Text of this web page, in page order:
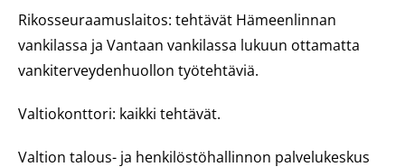
Rikosseuraamuslaitos: tehtävät Hämeenlinnan
vankilassa ja Vantaan vankilassa lukuun ottamatta
vankiterveydenhuollon työtehtäviä.
Valtiokonttori: kaikki tehtävät.
Valtion talous- ja henkilöstöhallinnon palvelukeskus